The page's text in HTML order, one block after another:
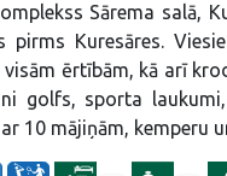
Sārema salā,
pirms Kuresāres.
ērtībām, kā arī
golfs, sporta
10 mājiņām, kemperu